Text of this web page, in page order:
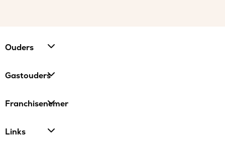
Ouders
Gastouders
Franchisenemer
Links